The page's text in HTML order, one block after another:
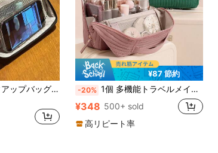
大容量 縦型メイクアップバッグ - マルチコンパートメント トラベルコスメオーガナイザー、ファブリック&メッシュポケット、ポータブルデスクトップ スキンケア&ビューティーツールストレージボックス (イエロー/ブラック)、ユニセックスメイクアップバッグ | 頑丈なジッパー開閉、メイクアップバッグ、バニティ、メイクアップバッグ、オーガナイザー、ストレージ、メイクアップバッグ、トイレタリーバッグ、デスクオーガナイザー、メイクアップバッグ、女性への贈り物、クリスマスギフト、女性への贈り物のアイデア、ポーチ、メイクアップポーチ、トラベルエッセンシャル
に マルチカラー メイクアップバッグ
に マルチカラー メイクアップバッグ
¥87 節約
-20% 1個 多機能トラベルメイクアップオーガナイザーバッグ、菱形パターンのパーソナライズされたコスメティックバッグ - スタンド付きメイクアップストレージボックス - メイクアップオーガナイザーバッグ、大容量の広々とした複数のコンパートメント - 豊富で完璧な収納スペース、ポータブルメイクアップバッグ、軽量トイレタリーバッグ、大容量仕切りトイレタリーバッグ、メイクアップトラベルバッグ、トラベルエッセンシャル、クルーズエッセンシャル、ドームエッセンシャル
¥348 500+ sold
高リピート率